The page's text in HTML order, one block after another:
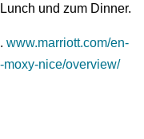
und zum Dinner.
www.marriott.com/en-
nice/overview/